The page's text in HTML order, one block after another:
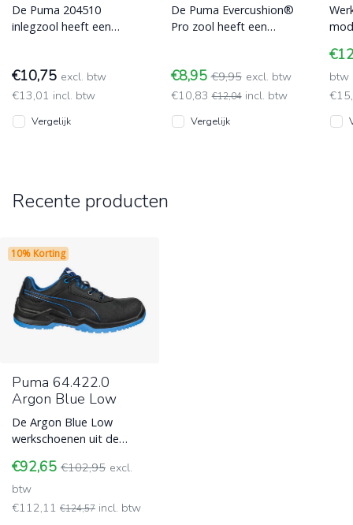
De Puma 204510
inlegzool heeft een
en schokabsorptie. D
€10,75 excl. btw
€13,01 incl. btw
Vergelijk
De Puma Evercushion®
Pro zool heeft een
heel snel drogend,
€8,95€9,95 excl. btw
€10,83€12,04incl. btw
Vergelijk
en
btw
Recente producten
10% Korting
Puma 64.422.0
Argon Blue Low
De Argon Blue Low
werkschoenen uit de
Deze schoenen zijn
stijlvol en zeer duurza
€92,65 €102,95 excl.
btw
€112,11 €124,57 incl. btw